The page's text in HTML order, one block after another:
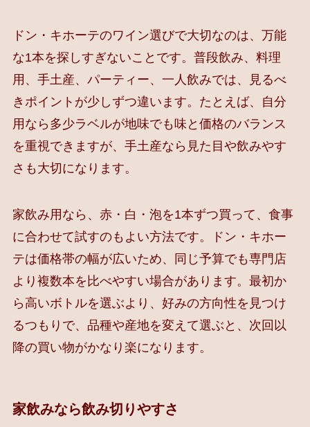
ドン・キホーテのワイン選びで大切なのは、万能
な1本を探しすぎないことです。普段飲み、料理
用、手土産、パーティー、一人飲みでは、見るべ
きポイントが少しずつ違います。たとえば、自分
用なら多少ラベルが地味でも味と価格のバランス
を重視できますが、手土産なら見た目や飲みやす
さも大切になります。
家飲み用なら、赤・白・泡を1本ずつ買って、食事
に合わせて試すのもよい方法です。ドン・キホー
テは価格帯の幅が広いため、同じ予算でも専門店
より複数本を比べやすい場合があります。最初か
ら高いボトルを選ぶより、好みの方向性を見つけ
るつもりで、品種や産地を変えて選ぶと、次回以
降の買い物がかなり楽になります。
家飲みなら飲み切りやすさ